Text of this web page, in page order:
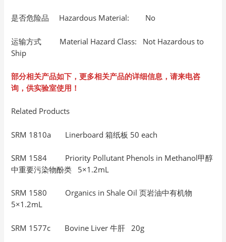
是否危险品 Hazardous Material: No
运输方式 Material Hazard Class: Not Hazardous to
Ship
部分相关产品如下，更多相关产品的详细信息，请来电咨
询，供实验室使用！
Related Products
SRM 1810a Linerboard 箱纸板 50 each
SRM 1584 Priority Pollutant Phenols in Methanol甲醇
中重要污染物酚类 5×1.2mL
SRM 1580 Organics in Shale Oil 页岩油中有机物
5×1.2mL
SRM 1577c Bovine Liver 牛肝 20g